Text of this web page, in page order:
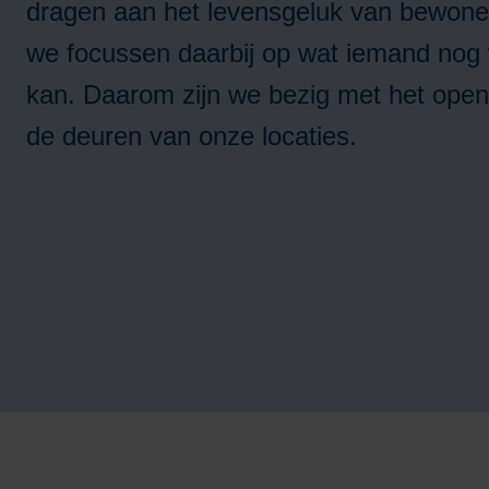
dragen aan het levensgeluk van
we focussen daarbij op wat iemand nog
kan. Daarom zijn we bezig met het
de deuren van onze locaties.